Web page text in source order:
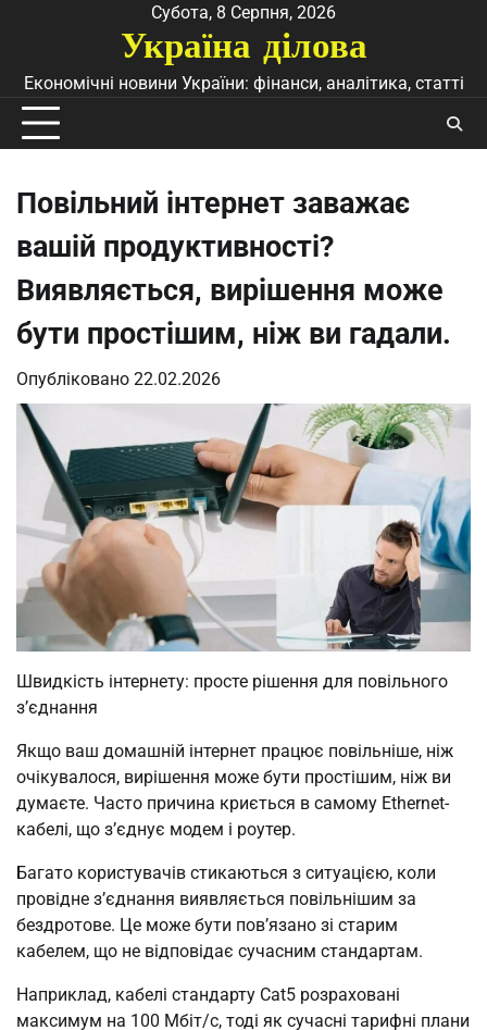
Субота, 8 Серпня, 2026
Україна ділова
Економічні новини України: фінанси, аналітика, статті
Повільний інтернет заважає
вашій продуктивності?
Виявляється, вирішення може
бути простішим, ніж ви гадали.
Опубліковано 22.02.2026
Швидкість інтернету: просте рішення для повільного
з’єднання
Якщо ваш домашній інтернет працює повільніше, ніж
очікувалося, вирішення може бути простішим, ніж ви
думаєте. Часто причина криється в самому Ethernet-
кабелі, що з’єднує модем і роутер.
Багато користувачів стикаються з ситуацією, коли
провідне з’єднання виявляється повільнішим за
бездротове. Це може бути пов’язано зі старим
кабелем, що не відповідає сучасним стандартам.
Наприклад, кабелі стандарту Cat5 розраховані
максимум на 100 Мбіт/с, тоді як сучасні тарифні плани